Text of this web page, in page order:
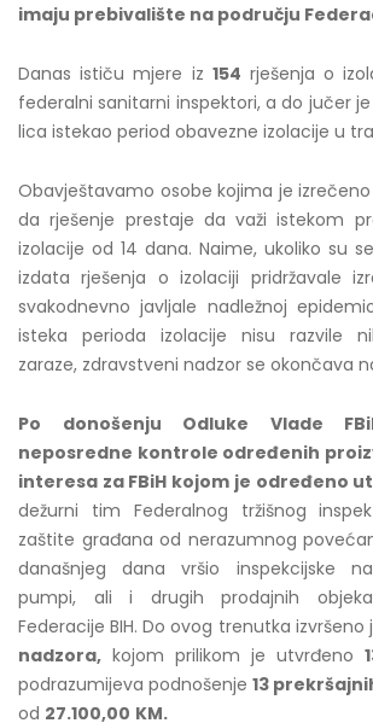
imaju prebivalište na području
Danas ističu mjere iz 154 rješenja o
federalni sanitarni inspektori, a do jučer
lica istekao period obavezne izolacije u
Obavještavamo osobe kojima je
da rješenje prestaje da važi istekom
izolacije od 14 dana. Naime, ukoliko su
izdata rješenja o izolaciji pridržavale
svakodnevno javljale nadležnoj
isteka perioda izolacije nisu razvile
zaraze, zdravstveni nadzor se okončava
Po donošenju Odluke Vlade
neposredne kontrole određenih
interesa za FBiH kojom je određeno
dežurni tim Federalnog tržišnog
zaštite građana od nerazumnog
današnjeg dana vršio inspekcijske
pumpi, ali i drugih prodajnih
Federacije BIH. Do ovog trenutka izvršeno
nadzora, kojom prilikom je utvrđeno
podrazumijeva podnošenje 13
od 27.100,00 KM.